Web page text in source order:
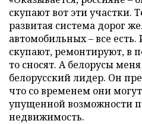
скупают вот эти участки.
развитая система дорог
автомобильных – все
скупают, ремонтируют, в
то сносят. А белорусы
белорусский лидер. Он
что со временем они
упущенной возможности
недвижимость.